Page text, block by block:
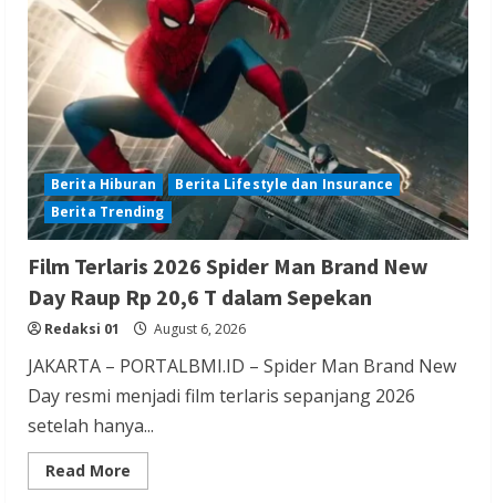
Gubernur Banten Andra Soni Tata
Kawasan Zona Industri Serang Barat
Redaksi 01 August 6, 2026
Berita Agama Berita Nasional
Berita TNI/POLRI
Berita Trending
Kapolres Tangsel Hadiri Perayaan HUT
Vihara Boen Hay Bio, Perkuat Sinergitas
TNI-POLRI dengan Tokoh Agama
Redaksi 01 August 6, 2026
Berita Hiburan
Berita Lifestyle dan Insurance
Berita Trending
Film Terlaris 2026 Spider Man Brand New
Day Raup Rp 20,6 T dalam Sepekan
Redaksi 01 August 6, 2026
JAKARTA – PORTALBMI.ID – Spider Man Brand New
Day resmi menjadi film terlaris sepanjang 2026
setelah hanya...
Read More
more